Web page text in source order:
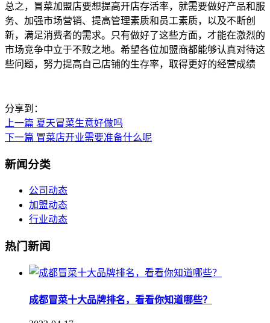
总之，冒菜加盟店要想提高开店存活率，就需要做好产品和服
务、加强市场营销、提高管理素质和员工素质，以及不断创
新，满足消费者的需求。只有做好了这些方面，才能在激烈的
市场竞争中立于不败之地。希望各位加盟商都能够认真对待这
些问题，努力提高自己店铺的生存率，取得更好的经营成绩
分享到：
上一篇 夏天冒菜生意好做吗
下一篇 冒菜店开业需要准备什么呢
新闻分类
公司动态
加盟动态
行业动态
热门新闻
成都冒菜十大品牌排名，看看你知道哪些？